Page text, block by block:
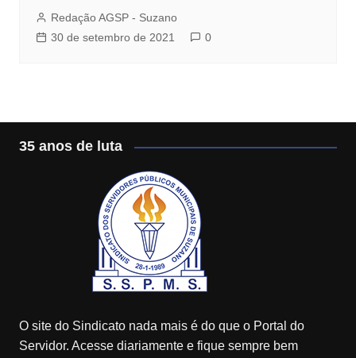
Redação AGSP - Suzano
30 de setembro de 2021
0
35 anos de luta
O site do Sindicato nada mais é do que o Portal do
Servidor. Acesse diariamente e fique sempre bem